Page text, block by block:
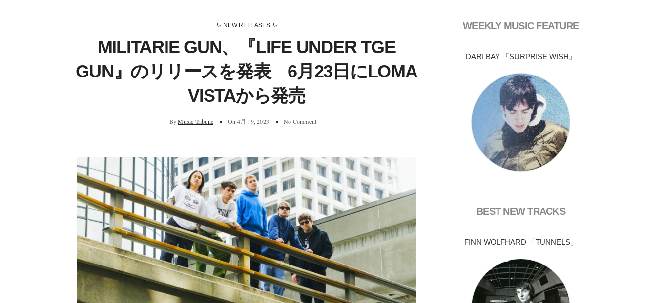
In NEW RELEASES In
MILITARIE GUN、『LIFE UNDER TGE
GUN』のリリースを発表 6月23日にLOMA
VISTAから発売
By Music Tribune On 4月 19, 2023 No Comment
WEEKLY MUSIC FEATURE
DARI BAY 『SURPRISE WISH』
BEST NEW TRACKS
FINN WOLFHARD 「TUNNELS」